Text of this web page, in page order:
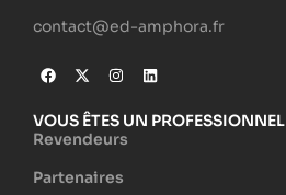
contact@ed-amphora.fr
VOUS ÊTES UN PROFESSIONNEL
Revendeurs
Partenaires